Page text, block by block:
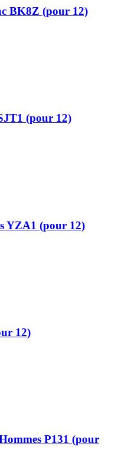
BK8Z (pour 12)
(pour 12)
YZA1 (pour 12)
12)
P131 (pour